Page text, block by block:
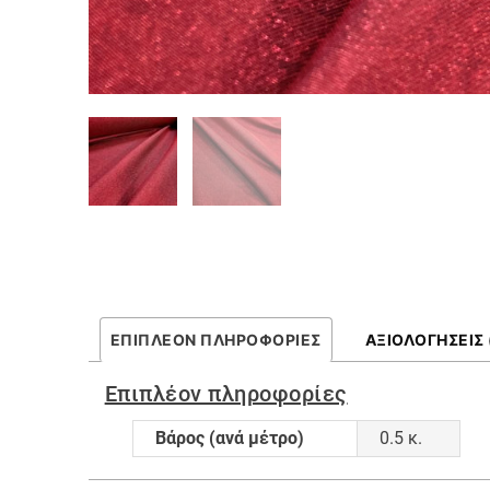
ΕΠΙΠΛΈΟΝ ΠΛΗΡΟΦΟΡΊΕΣ ΑΞΙΟΛΟΓΉΣΕΙΣ
Επιπλέον πληροφορίες
Βάρος (ανά μέτρο) 0.5 κ.